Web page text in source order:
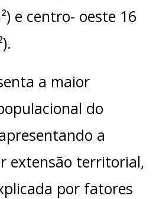
e centro- oeste 16
a maior
do
a
extensão territorial,
por fatores